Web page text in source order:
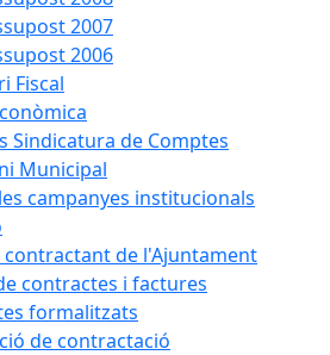
2007
2006
Fiscal
Sindicatura de Comptes
Municipal
campanyes institucionals
contractant de l'Ajuntament
contractes i factures
formalitzats
de contractació